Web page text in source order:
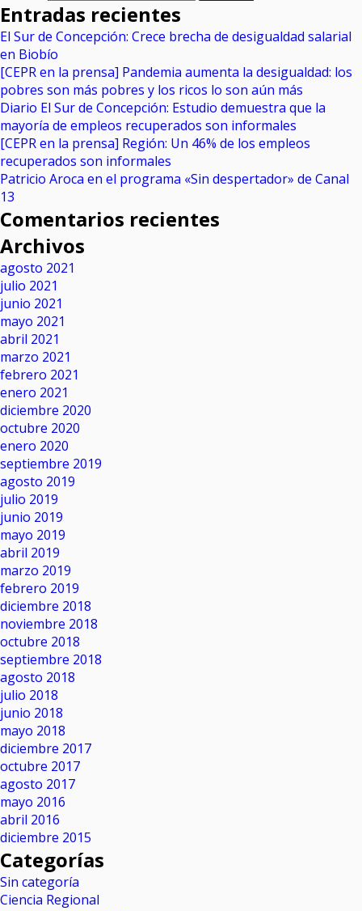
Entradas recientes
El Sur de Concepción: Crece brecha de desigualdad salarial
en Biobío
[CEPR en la prensa] Pandemia aumenta la desigualdad: los
pobres son más pobres y los ricos lo son aún más
Diario El Sur de Concepción: Estudio demuestra que la
mayoría de empleos recuperados son informales
[CEPR en la prensa] Región: Un 46% de los empleos
recuperados son informales
Patricio Aroca en el programa «Sin despertador» de Canal
13
Comentarios recientes
Archivos
agosto 2021
julio 2021
junio 2021
mayo 2021
abril 2021
marzo 2021
febrero 2021
enero 2021
diciembre 2020
octubre 2020
enero 2020
septiembre 2019
agosto 2019
julio 2019
junio 2019
mayo 2019
abril 2019
marzo 2019
febrero 2019
diciembre 2018
noviembre 2018
octubre 2018
septiembre 2018
agosto 2018
julio 2018
junio 2018
mayo 2018
diciembre 2017
octubre 2017
agosto 2017
mayo 2016
abril 2016
diciembre 2015
Categorías
Sin categoría
Ciencia Regional